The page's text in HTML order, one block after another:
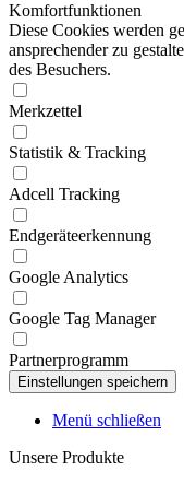
Komfortfunktionen
Diese Cookies werden
ansprechender zu
des Besuchers.
Merkzettel
Statistik & Tracking
Adcell Tracking
Endgeräteerkennung
Google Analytics
Google Tag Manager
Partnerprogramm
Menü schließen
Unsere Produkte